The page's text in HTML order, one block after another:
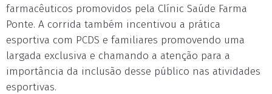
farmacêuticos promovidos pela Clínic Saúde Farma
Ponte. A corrida também incentivou a prática
esportiva com PCDS e familiares promovendo uma
largada exclusiva e chamando a atenção para a
importância da inclusão desse público nas atividades
esportivas.